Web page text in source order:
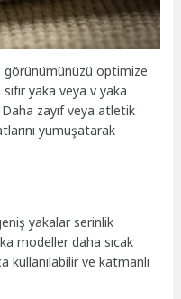
görünümünüzü optimize
yaka veya v yaka
Daha zayıf veya atletik
yumuşatarak
yakalar serinlik
modeller daha sıcak
kullanılabilir ve katmanlı